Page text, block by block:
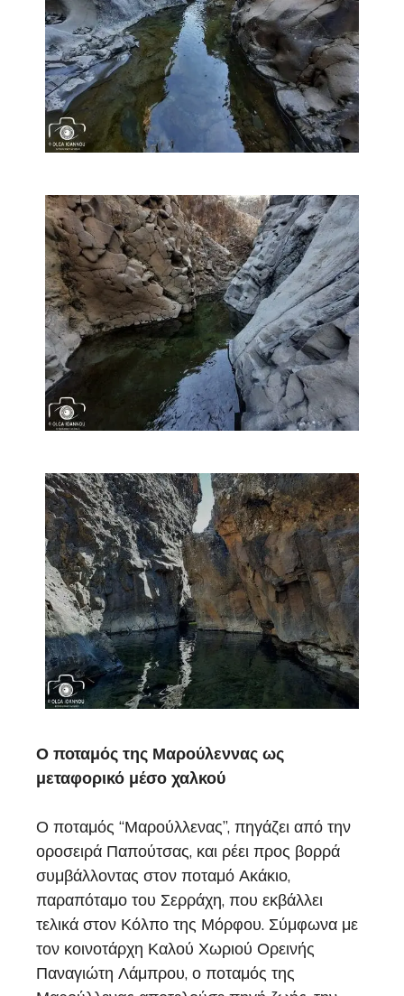
Ο ποταμός της Μαρούλεννας ως
μεταφορικό μέσο χαλκού
Ο ποταμός “Μαρούλλενας”, πηγάζει από την
οροσειρά Παπούτσας, και ρέει προς βορρά
συμβάλλοντας στον ποταμό Ακάκιο,
παραπόταμο του Σερράχη, που εκβάλλει
τελικά στον Κόλπο της Μόρφου. Σύμφωνα με
τον κοινοτάρχη Καλού Χωριού Ορεινής
Παναγιώτη Λάμπρου, ο ποταμός της